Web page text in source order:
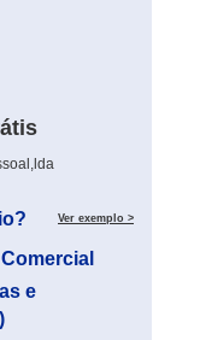
Ver exemplo >
e